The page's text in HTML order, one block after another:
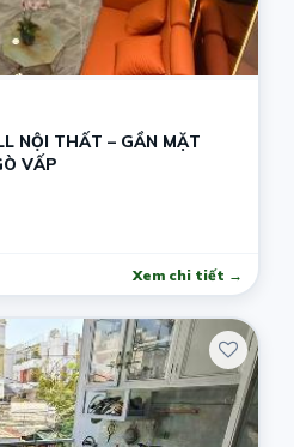
NỘI THẤT – GẦN MẶT
VẤP
Xem chi tiết →